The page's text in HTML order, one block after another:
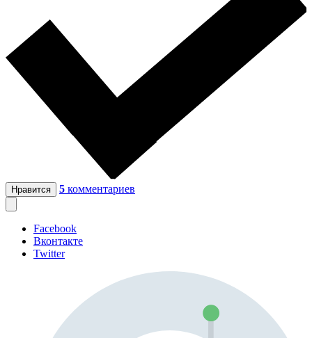
Нравится 5 комментариев
Facebook
Вконтакте
Twitter